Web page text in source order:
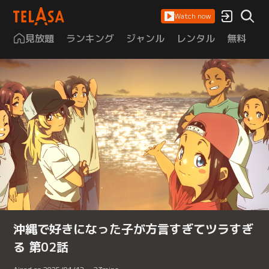
Watch now
見放題 ランキング ジャンル レンタル 無料
沖縄で好きになった子が方言すぎてツラすぎ
る 第02話